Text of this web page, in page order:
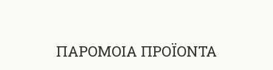
ΠΑΡΟΜΟΙΑ ΠΡΟΪΟΝΤΑ